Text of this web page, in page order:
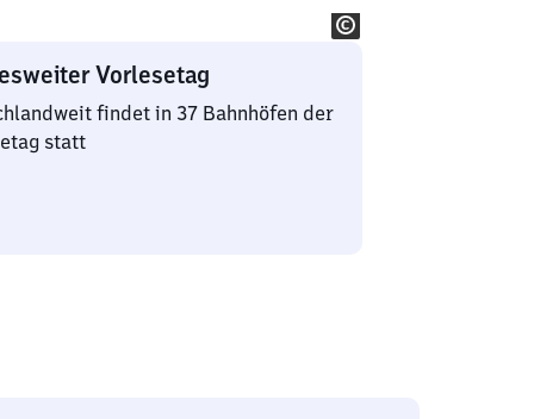
Vorlesetag
findet in 37 Bahnhöfen der
statt